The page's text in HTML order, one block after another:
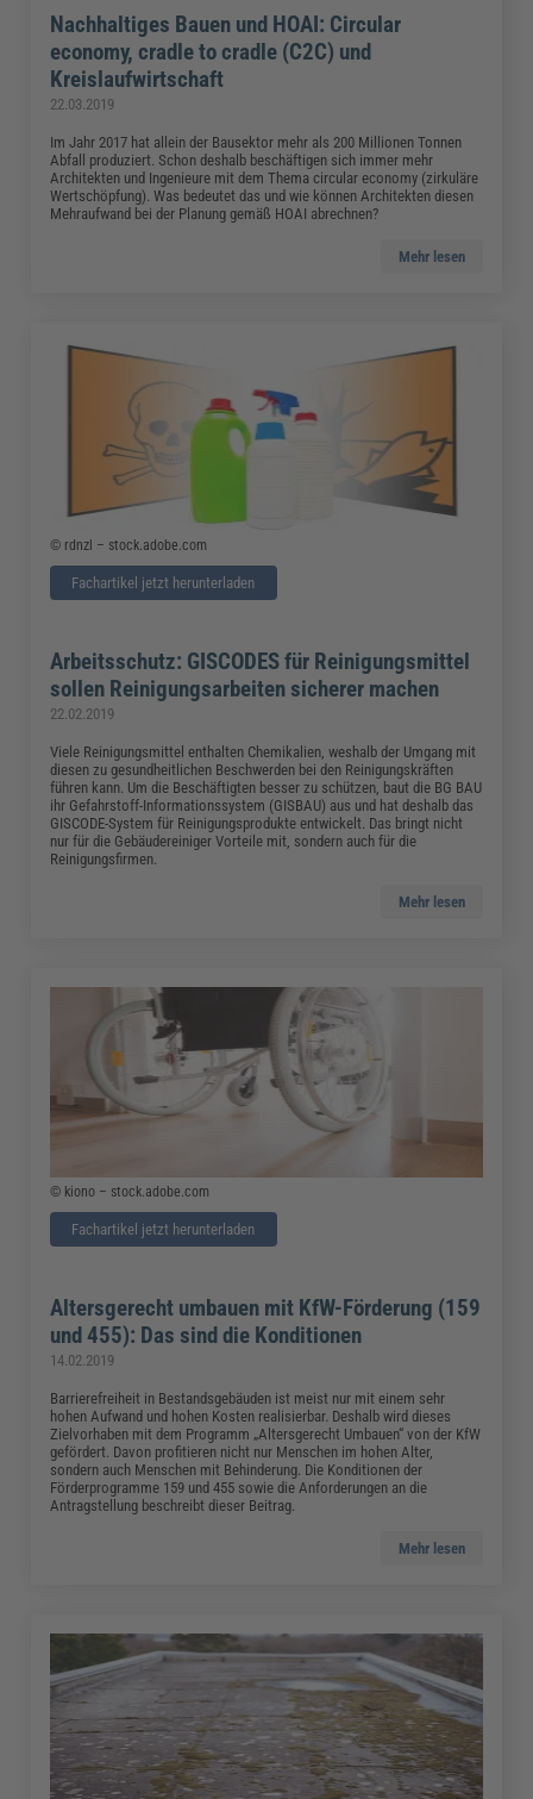
Nachhaltiges Bauen und HOAI: Circular
economy, cradle to cradle (C2C) und
Kreislaufwirtschaft
22.03.2019
Im Jahr 2017 hat allein der Bausektor mehr als 200 Millionen Tonnen
Abfall produziert. Schon deshalb beschäftigen sich immer mehr
Architekten und Ingenieure mit dem Thema circular economy (zirkuläre
Wertschöpfung). Was bedeutet das und wie können Architekten diesen
Mehraufwand bei der Planung gemäß HOAI abrechnen?
Mehr lesen
© rdnzl – stock.adobe.com
Fachartikel jetzt herunterladen
Arbeitsschutz: GISCODES für Reinigungsmittel
sollen Reinigungsarbeiten sicherer machen
22.02.2019
Viele Reinigungsmittel enthalten Chemikalien, weshalb der Umgang mit
diesen zu gesundheitlichen Beschwerden bei den Reinigungskräften
führen kann. Um die Beschäftigten besser zu schützen, baut die BG BAU
ihr Gefahrstoff-Informationssystem (GISBAU) aus und hat deshalb das
GISCODE-System für Reinigungsprodukte entwickelt. Das bringt nicht
nur für die Gebäudereiniger Vorteile mit, sondern auch für die
Reinigungsfirmen.
Mehr lesen
© kiono – stock.adobe.com
Fachartikel jetzt herunterladen
Altersgerecht umbauen mit KfW-Förderung (159
und 455): Das sind die Konditionen
14.02.2019
Barrierefreiheit in Bestandsgebäuden ist meist nur mit einem sehr
hohen Aufwand und hohen Kosten realisierbar. Deshalb wird dieses
Zielvorhaben mit dem Programm „Altersgerecht Umbauen“ von der KfW
gefördert. Davon profitieren nicht nur Menschen im hohen Alter,
sondern auch Menschen mit Behinderung. Die Konditionen der
Förderprogramme 159 und 455 sowie die Anforderungen an die
Antragstellung beschreibt dieser Beitrag.
Mehr lesen